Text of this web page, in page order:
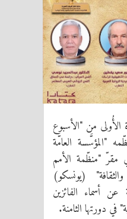
من "الأسبوع
"المؤسَّسة العامّة
مقرّ "منظّمة الأمم
(يونسكو)
عن أسماء الفائزين
في دورتها الثامنة.